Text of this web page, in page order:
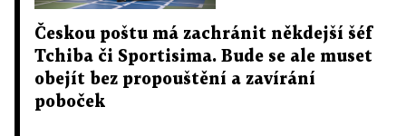
Českou poštu má zachránit někdejší šéf
Tchiba či Sportisima. Bude se ale muset
obejít bez propouštění a zavírání
poboček